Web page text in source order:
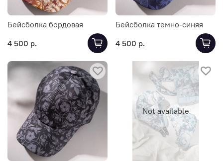
Бейсболка бордовая
4 500 р.
Бейсболка темно-синяя
4 500 р.
Not available